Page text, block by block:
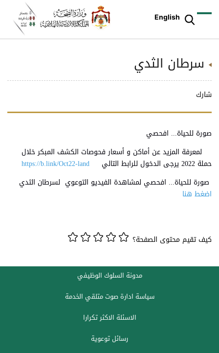
English
سرطان الثدي
شارك
صورة للحياة... افحصي
لمعرفة المزيد عن أماكن و أسعار فحوصات الكشف المبكر خلال
حملة 2022 يرجى الدخول للرابط التالي
https://b.link/Oct22-land
صورة للحياة... افحصي لمشاهدة الفيديو التوعوي لسرطان الثدي
اضغط هنا
كيف تقيم محتوى الصفحة؟
مدونة السلوك الوظيفي
سياسة ادارة صوت متلقي الخدمة
الاسئلة الاكثر تكرارا
رسائل توعوية